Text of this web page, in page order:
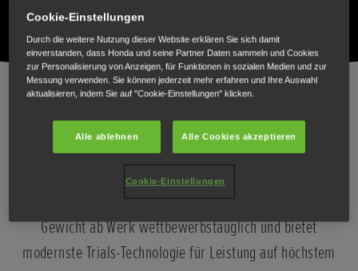
Die Montesa Cota 300RR ist ein komplett auf
Wettbewerb getrimmtes Bike für die anspruchsvollsten
Fahrer und bekannt für seine Exklusivität. Die Maschine
ist mit ihrer höheren Leistung und dem geringeren
Gewicht ab Werk wettbewerbstauglich und bietet
modernste Trials-Technologie für Leistung auf höchstem
Cookie-Einstellungen
Durch die weitere Nutzung dieser Website erklären Sie sich damit
einverstanden, dass Honda und seine Partner Daten sammeln und Cookies
zur Personalisierung von Anzeigen, für Funktionen in sozialen Medien und zur
Messung verwenden. Sie können jederzeit mehr erfahren und Ihre Auswahl
aktualisieren, indem Sie auf "Cookie-Einstellungen" klicken.
Alle ablehnen Alle Cookies akzeptieren
Cookie-Einstellungen